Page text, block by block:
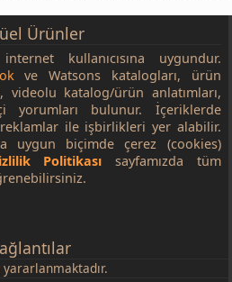
Ürünler
kullanıcısına uygundur.
ve Watsons katalogları, ürün
videolu katalog/ürün anlatımları,
yorumları bulunur. İçeriklerde
ile işbirlikleri yer alabilir.
uygun biçimde çerez (cookies)
Politikası sayfamızda tüm